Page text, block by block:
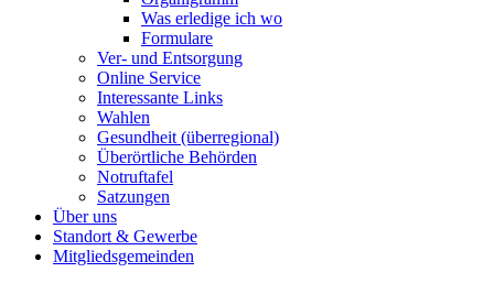
Was erledige ich wo
Formulare
Ver- und Entsorgung
Online Service
Interessante Links
Wahlen
Gesundheit (überregional)
Überörtliche Behörden
Notruftafel
Satzungen
Über uns
Standort & Gewerbe
Mitgliedsgemeinden